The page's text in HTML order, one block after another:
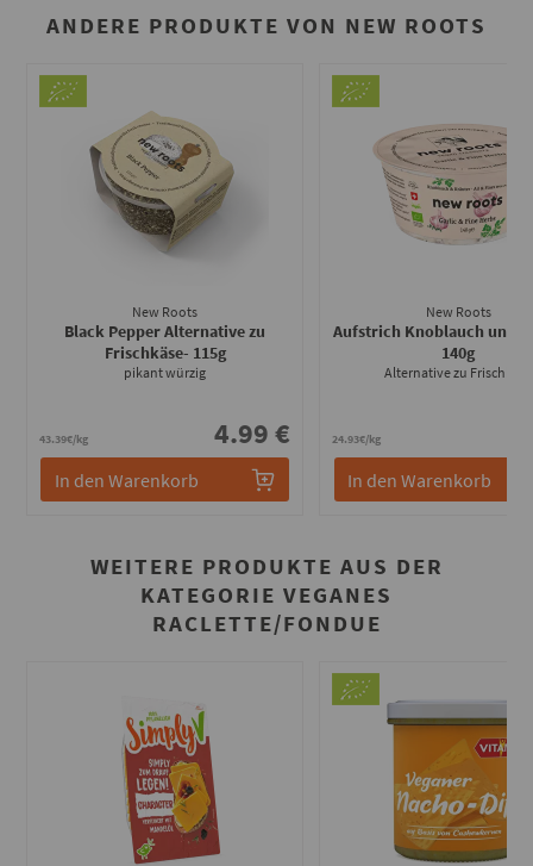
ANDERE PRODUKTE VON NEW ROOTS
New Roots
Black Pepper Alternative zu
Frischkäse- 115g
pikant würzig
43.39€/kg 4.99 €
In den Warenkorb
New Roots
Aufstrich Knoblauch und
140g
Alternative zu Frischkäse
24.93€/kg
In den Warenkorb
WEITERE PRODUKTE AUS DER
KATEGORIE VEGANES
RACLETTE/FONDUE